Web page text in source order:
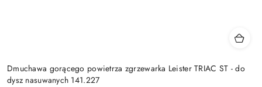
Dmuchawa gorącego powietrza zgrzewarka Leister TRIAC ST - do
dysz nasuwanych 141.227